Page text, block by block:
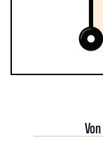
Von